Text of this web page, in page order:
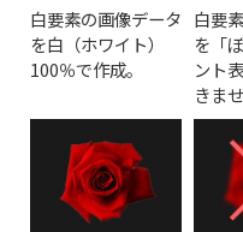
白要素の画像データ
を白（ホワイト）
100％で作成。
白要
を「
ント
きま